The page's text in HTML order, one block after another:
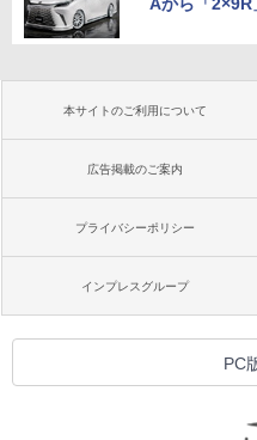
本サイトのご利用について
広告掲載のご案内
プライバシーポリシー
インプレスグループ
PC